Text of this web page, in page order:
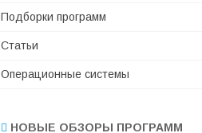
Подборки программ
Статьи
Операционные системы
НОВЫЕ ОБЗОРЫ ПРОГРАММ